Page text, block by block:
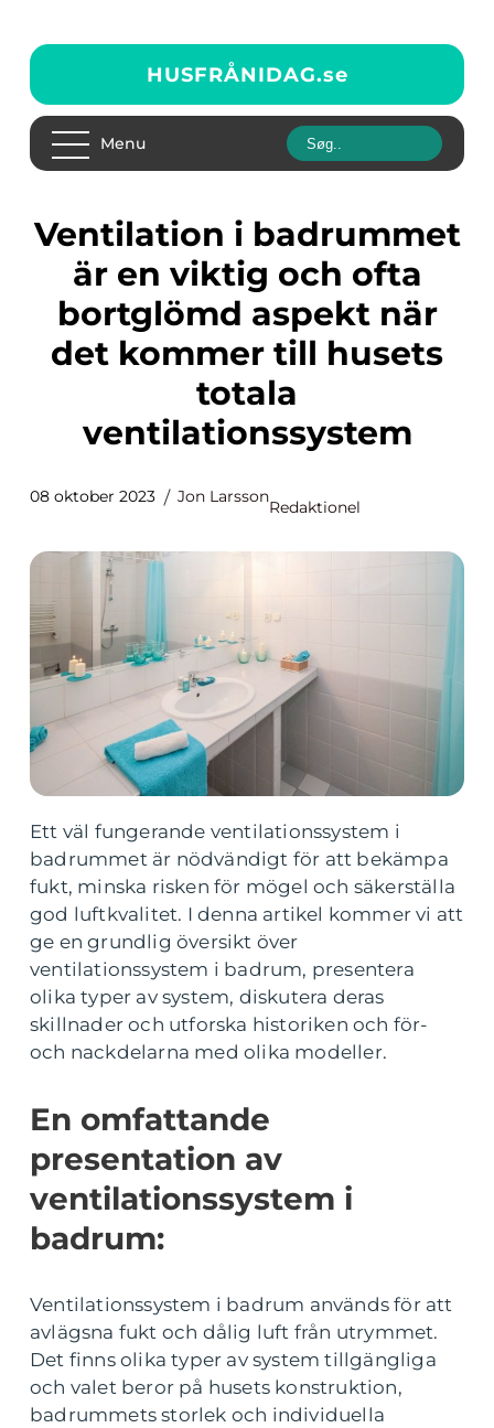
HUSFRÅNIDAG.se
Menu
Ventilation i badrummet
är en viktig och ofta
bortglömd aspekt när
det kommer till husets
totala
ventilationssystem
08 oktober 2023 Jon Larsson
Redaktionel
Ett väl fungerande ventilationssystem i
badrummet är nödvändigt för att bekämpa
fukt, minska risken för mögel och säkerställa
god luftkvalitet. I denna artikel kommer vi att
ge en grundlig översikt över
ventilationssystem i badrum, presentera
olika typer av system, diskutera deras
skillnader och utforska historiken och för-
och nackdelarna med olika modeller.
En omfattande
presentation av
ventilationssystem i
badrum:
Ventilationssystem i badrum används för att
avlägsna fukt och dålig luft från utrymmet.
Det finns olika typer av system tillgängliga
och valet beror på husets konstruktion,
badrummets storlek och individuella